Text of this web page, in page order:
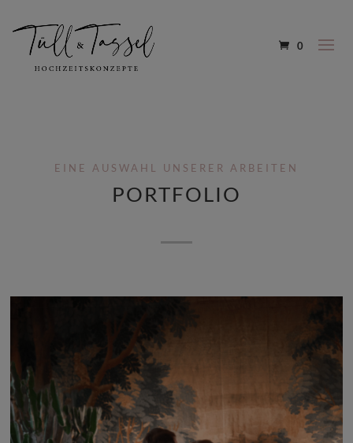
0
EINE AUSWAHL UNSERER ARBEITEN
PORTFOLIO